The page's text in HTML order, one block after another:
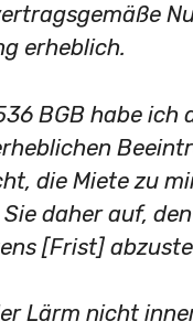
erheblich.
BGB habe ich
die Miete zu
daher auf,
[Frist]
Lärm nicht